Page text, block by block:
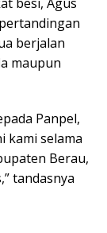
berjalan
maupun
Panpel,
kami selama
Berau,
tandasnya